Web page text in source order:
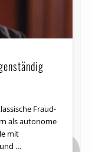
Fraud-
als autonome
mit
…